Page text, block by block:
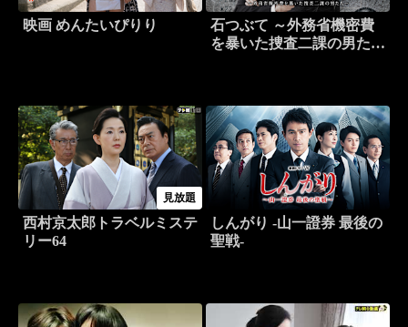
映画 めんたいぴりり
石つぶて ～外務省機密費
を暴いた捜査二課の男たち
見放題
西村京太郎トラベルミステ
リー64
しんがり -山一證券 最後の
聖戦-